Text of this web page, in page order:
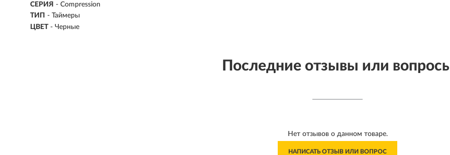
СЕРИЯ - Compression
ТИП - Таймеры
ЦВЕТ - Черные
Последние отзывы или
Нет отзывов о данном товаре.
НАПИСАТЬ ОТЗЫВ ИЛИ ВОПРОС